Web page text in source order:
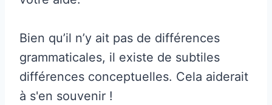
Bien qu’il n’y ait pas de différences
grammaticales, il existe de subtiles
différences conceptuelles. Cela aiderait
à s'en souvenir !